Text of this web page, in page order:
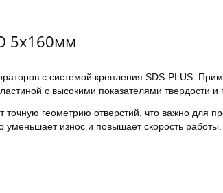
5х160мм
с системой крепления SDS-PLUS.
с высокими показателями твердости и
геометрию отверстий, что важно для
износ и повышает скорость